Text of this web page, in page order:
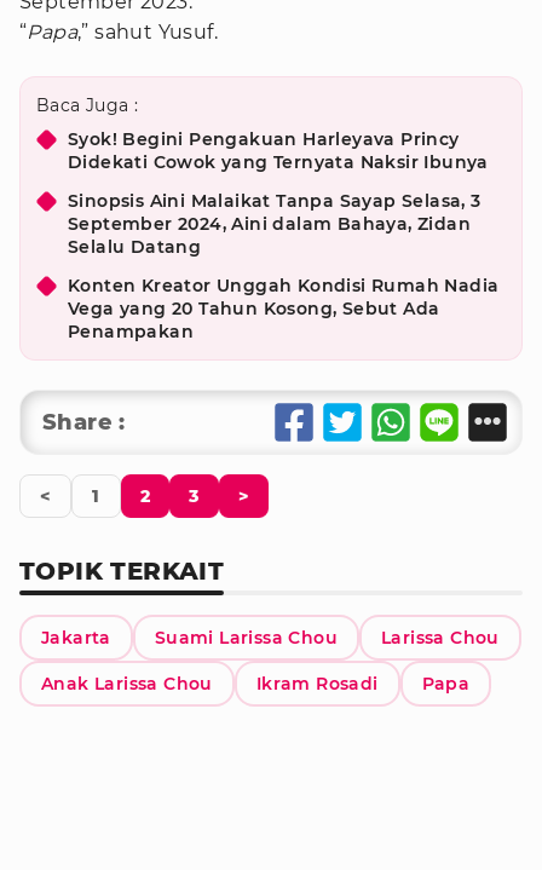
“Papa,” sahut Yusuf.
Baca Juga :
Syok! Begini Pengakuan Harleyava Princy
Didekati Cowok yang Ternyata Naksir Ibunya
Sinopsis Aini Malaikat Tanpa Sayap Selasa, 3
September 2024, Aini dalam Bahaya, Zidan
Selalu Datang
Konten Kreator Unggah Kondisi Rumah Nadia
Vega yang 20 Tahun Kosong, Sebut Ada
Penampakan
Share :
< 1 2 3 >
TOPIK TERKAIT
Jakarta Suami Larissa Chou Larissa Chou
Anak Larissa Chou Ikram Rosadi Papa